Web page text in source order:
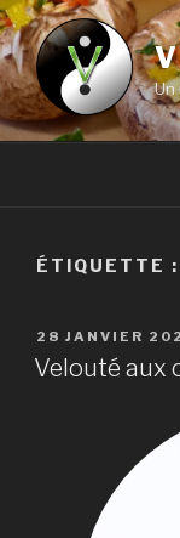
Aller
au
contenu
principal
Un
ÉTIQUETTE :
PUBLIÉ
LE
28 JANVIER
Velouté aux